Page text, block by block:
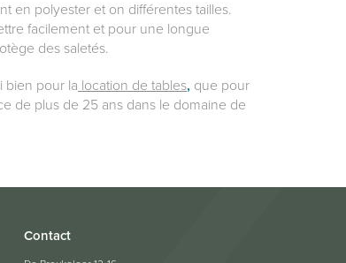
en polyester et on différentes tailles.
facilement et pour une longue
des saletés.
bien pour la location de tables, que pour
de plus de 25 ans dans le domaine de
Contact